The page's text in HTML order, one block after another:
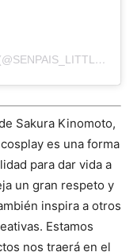
A POST SHARED BY LITTLE KOHAI (@SENPAIS_LITTLE_KOHAI)
Sakura Kinomoto,
es una forma
para dar vida a
un gran respeto y
inspira a otros
Estamos
nos traerá en el